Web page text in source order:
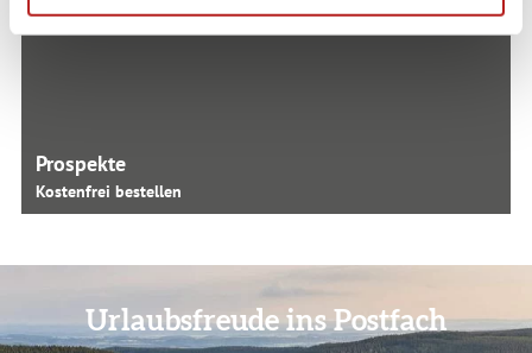
Prospekte
Kostenfrei bestellen
Urlaubsfreude ins Postfach